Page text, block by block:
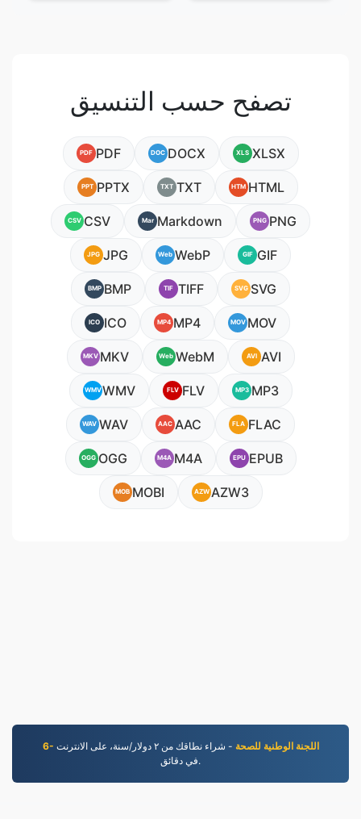
تصفح حسب التنسيق
PDF PDF DOC DOCX XLS XLSX
PPT PPTX TXT TXT HTM HTML
CSV CSV Mar Markdown PNG PNG
JPG JPG Web WebP GIF GIF
BMP BMP TIF TIFF SVG SVG
ICO ICO MP4 MP4 MOV MOV
MKV MKV Web WebM AVI AVI
WMVWMV FLV FLV MP3 MP3
WAV WAV AAC AAC FLA FLAC
OGG OGG M4A M4A EPU EPUB
MOB MOBI AZWAZW3
6- اللجنة الوطنية للصحة
- شراء نطاقك من ٢ دوﻻر/سنة، على اﻻنترنت
في دقائق.